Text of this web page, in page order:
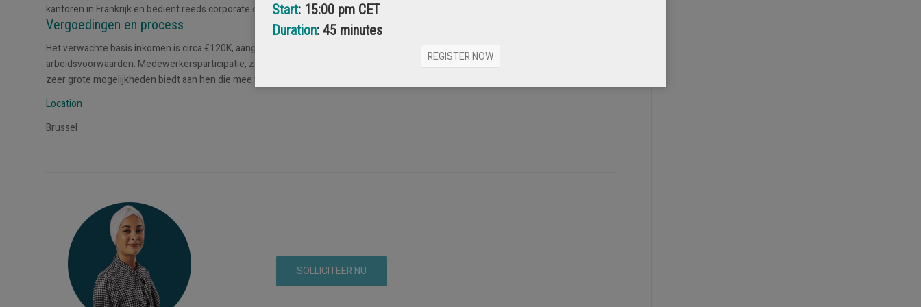
kantoren in Frankrijk en bedient reeds corporate clients in België. Vanuit België wil men graag internationaal expanderen.
Vergoedingen en process
Het verwachte basis inkomen is circa €120K, aangevuld met een succes gerelateerde bonus en verdere secundaire
arbeidsvoorwaarden. Medewerkersparticipatie, zeker voor deze essentiële rol, behoort tot de mogelijkheden. Dit is een positie die
zeer grote mogelijkheden biedt aan hen die mee willen groeien met de organisatie.
Location
Brussel
SOLLICITEER NU
Start: 15:00 pm CET
Duration: 45 minutes
REGISTER NOW